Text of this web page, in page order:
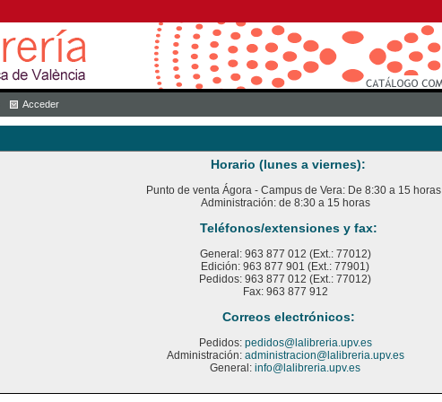
Acceder
Horario (lunes a viernes):
Punto de venta Ágora - Campus de Vera: De 8:30 a 15 horas
Administración: de 8:30 a 15 horas
Teléfonos/extensiones y fax:
General: 963 877 012 (Ext.: 77012)
Edición: 963 877 901 (Ext.: 77901)
Pedidos: 963 877 012 (Ext.: 77012)
Fax: 963 877 912
Correos electrónicos:
Pedidos: pedidos@lalibreria.upv.es
Administración: administracion@lalibreria.upv.es
General: info@lalibreria.upv.es